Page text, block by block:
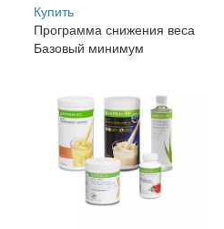
Купить
Программа снижения веса
Базовый минимум